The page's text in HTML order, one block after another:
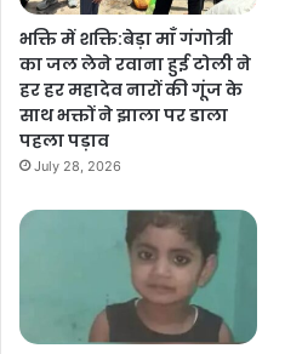
भक्ति में शक्ति:बेड़ा माँ गंगोत्री
का जल लेने रवाना हुई टोली ने
हर हर महादेव नारों की गूंज के
साथ भक्तों ने झाला पर डाला
पहला पड़ाव
July 28, 2026